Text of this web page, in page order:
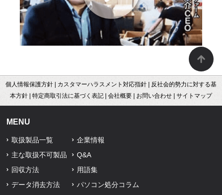
個人情報保護方針 カスタマーハラスメント対応指針
反社会的勢力に対する基
本方針
特定商取引法に基づく表記 会社概要 お問い合わせ サイトマップ
MENU
取扱製品一覧
主な取扱不可製品
回収方法
データ消去方法
企業情報
Q&A
用語集
パソコン処分コラム